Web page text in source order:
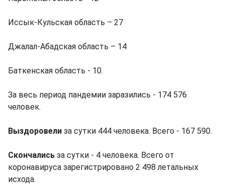
Иссык-Кульская область – 27
Джалал-Абадская область – 14
Баткенская область - 10.
За весь период пандемии заразились - 174 576
человек.
Выздоровели за сутки 444 человека. Всего - 167 590.
Скончались за сутки - 4 человека. Всего от
коронавируса зарегистрировано 2 498 летальных
исхода.